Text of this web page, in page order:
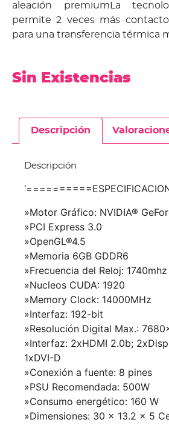
aleación premiumLa
permite 2 veces más
para una transferencia térmica
Sin Existencias
Descripción
Descripción
»Motor Gráfico: NVIDIA®
»PCI Express 3.0
»OpenGL®4.5
»Memoria 6GB GDDR6
»Frecuencia del Reloj: 1740mhz
»Nucleos CUDA: 1920
»Memory Clock: 14000MHz
»Interfaz: 192-bit
»Resolución Digital Max.:
»Interfaz: 2xHDMI 2.0b;
1xDVI-D
»Conexión a fuente: 8 pines
»PSU Recomendada: 500W
»Consumo energético: 160 W
»Dimensiones: 30 x 13.2 x 5